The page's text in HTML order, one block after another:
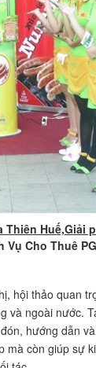
Huế,Giải
Cho Thuê
hội thảo quan
và ngoài nước.
hướng dẫn
còn giúp sự